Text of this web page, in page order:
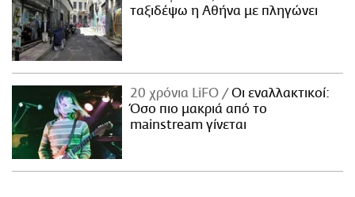
ταξιδέψω η Αθήνα με πληγώνει
20 χρόνια LiFO
Οι εναλλακτικοί:
Όσο πιο μακριά από το
mainstream γίνεται